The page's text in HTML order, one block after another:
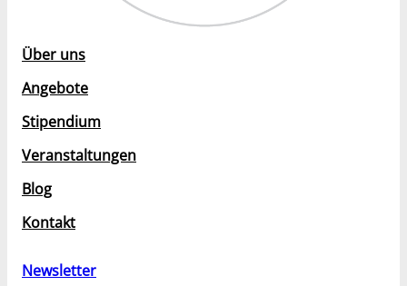
Über uns
Angebote
Stipendium
Veranstaltungen
Blog
Kontakt
Newsletter